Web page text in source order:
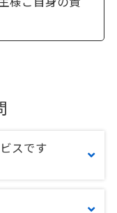
スです